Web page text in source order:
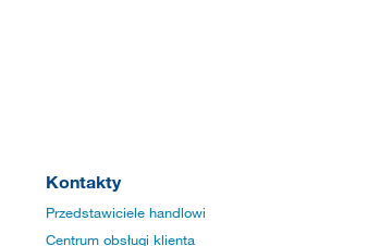
Kontakty
Przedstawiciele handlowi
Centrum obsługi klienta